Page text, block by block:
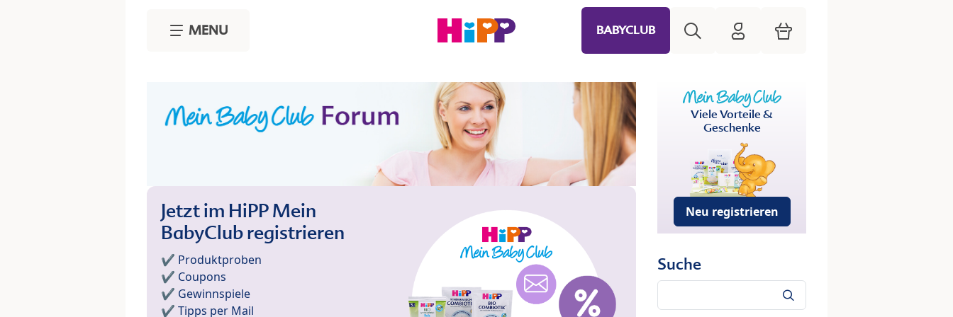
MENU BABYCLUB HiPP Mein Babyclub
Warenkorb
Jetzt im HiPP Mein
BabyClub registrieren
✔️ Produktproben
✔️ Coupons
✔️ Gewinnspiele
✔️ Tipps per Mail
Viele Vorteile &
Geschenke
Neu registrieren
Suche